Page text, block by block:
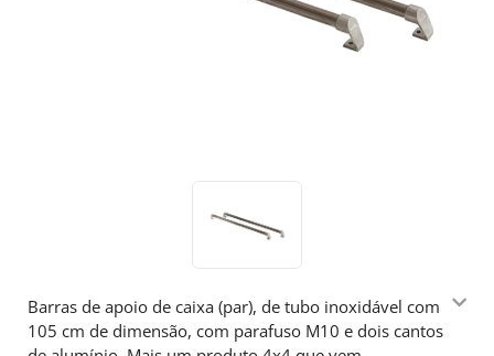
Barras de apoio de caixa (par), de tubo inoxidável com
105 cm de dimensão, com parafuso M10 e dois cantos